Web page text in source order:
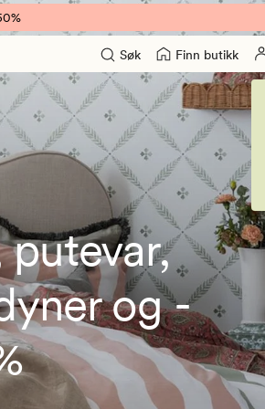
Søk Finn butikk
putevar,
og -